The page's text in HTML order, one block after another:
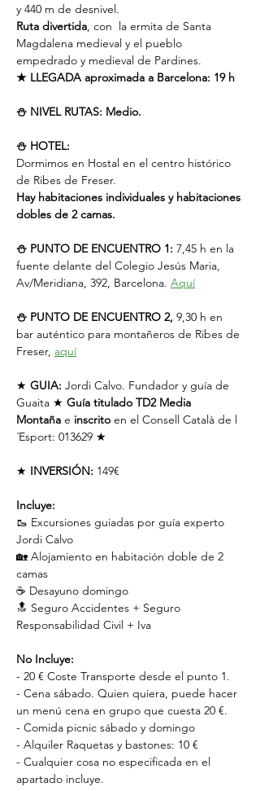
y 440 m de desnivel.
Ruta divertida, con  la ermita de Santa
Magdalena medieval y el pueblo
empedrado y medieval de Pardines.
★ LLEGADA aproximada a Barcelona: 19 h
⛄️ NIVEL RUTAS: Medio.
⛄️ HOTEL:
Dormimos en Hostal en el centro histórico
de Ribes de Freser.
Hay habitaciones individuales y habitaciones
dobles de 2 camas.
⛄️ PUNTO DE ENCUENTRO 1: 7,45 h en la
fuente delante del Colegio Jesús Maria,
Av/Meridiana, 392, Barcelona. Aquí
⛄️ PUNTO DE ENCUENTRO 2, 9,30 h en
bar auténtico para montañeros de Ribes de
Freser, aquí
★ GUIA: Jordi Calvo. Fundador y guía de
Guaita ★ Guía titulado TD2 Media
Montaña e inscrito en el Consell Català de l
´Esport: 013629 ★
★ INVERSIÓN: 149€
Incluye:
🥾 Excursiones guiadas por guía experto
Jordi Calvo
🏡 Alojamiento en habitación doble de 2
camas
☕️ Desayuno domingo
🔝 Seguro Accidentes + Seguro
Responsabilidad Civil + Iva
No Incluye:
- 20 € Coste Transporte desde el punto 1.
- Cena sábado. Quien quiera, puede hacer
un menú cena en grupo que cuesta 20 €.
- Comida picnic sábado y domingo
- Alquiler Raquetas y bastones: 10 €
- Cualquier cosa no especificada en el
apartado incluye.